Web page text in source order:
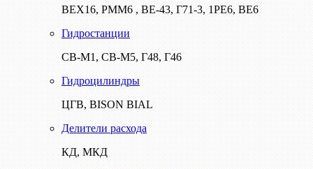
ВЕХ16, РММ6 , ВЕ-43, Г71-3, 1РЕ6, ВЕ6
Гидростанции
СВ-М1, СВ-М5, Г48, Г46
Гидроцилиндры
ЦГВ, BISON BIAL
Делители расхода
КД, МКД